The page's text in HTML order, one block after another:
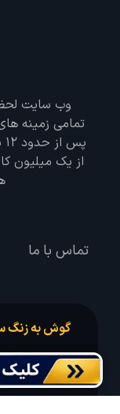
وب سایت
از یک میلیون
تماس با ما
گوش به زنگ
درخواست سفر خود را در
درخواستی خود را دریافت